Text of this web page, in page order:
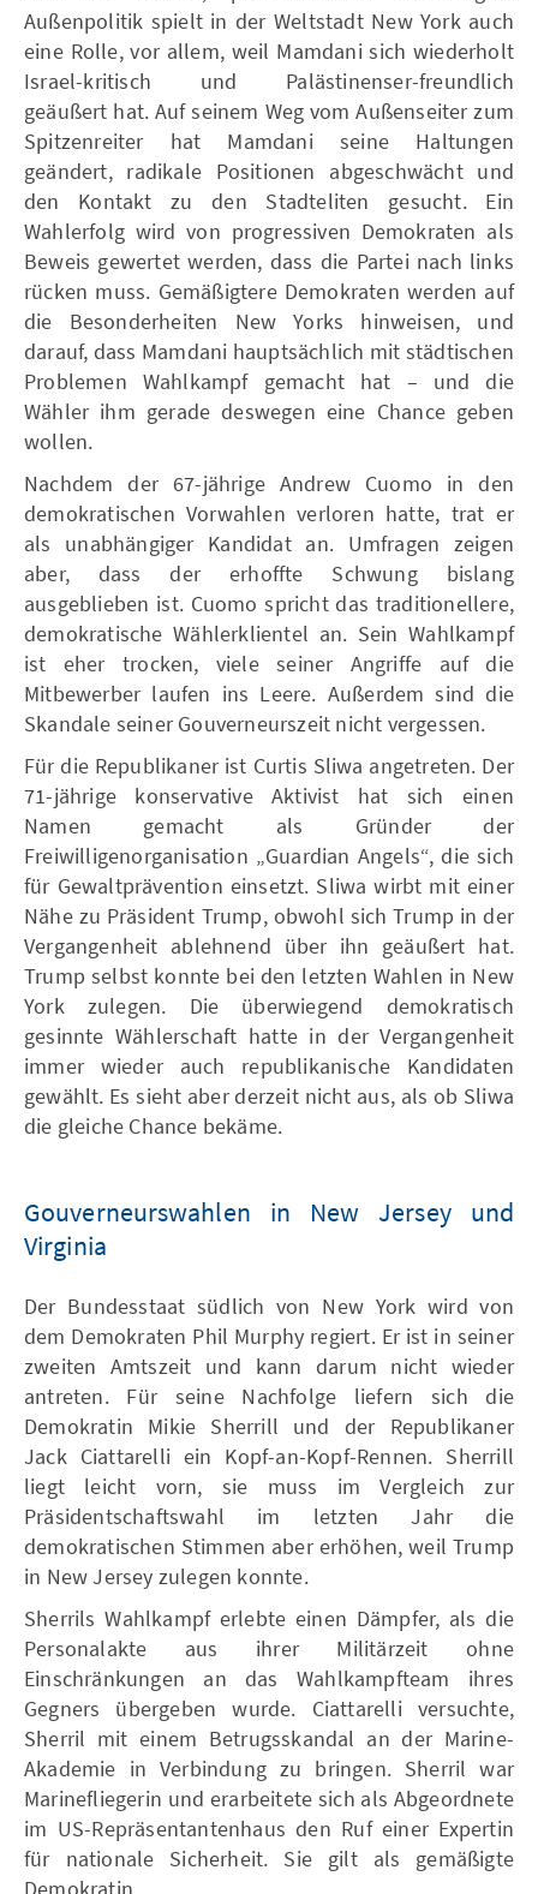
Außenpolitik spielt in der Weltstadt New York auch
eine Rolle, vor allem, weil Mamdani sich wiederholt
Israel-kritisch und Palästinenser-freundlich
geäußert hat. Auf seinem Weg vom Außenseiter zum
Spitzenreiter hat Mamdani seine Haltungen
geändert, radikale Positionen abgeschwächt und
den Kontakt zu den Stadteliten gesucht. Ein
Wahlerfolg wird von progressiven Demokraten als
Beweis gewertet werden, dass die Partei nach links
rücken muss. Gemäßigtere Demokraten werden auf
die Besonderheiten New Yorks hinweisen, und
darauf, dass Mamdani hauptsächlich mit städtischen
Problemen Wahlkampf gemacht hat – und die
Wähler ihm gerade deswegen eine Chance geben
wollen.
Nachdem der 67-jährige Andrew Cuomo in den
demokratischen Vorwahlen verloren hatte, trat er
als unabhängiger Kandidat an. Umfragen zeigen
aber, dass der erhoffte Schwung bislang
ausgeblieben ist. Cuomo spricht das traditionellere,
demokratische Wählerklientel an. Sein Wahlkampf
ist eher trocken, viele seiner Angriffe auf die
Mitbewerber laufen ins Leere. Außerdem sind die
Skandale seiner Gouverneurszeit nicht vergessen.
Für die Republikaner ist Curtis Sliwa angetreten. Der
71-jährige konservative Aktivist hat sich einen
Namen gemacht als Gründer der
Freiwilligenorganisation „Guardian Angels“, die sich
für Gewaltprävention einsetzt. Sliwa wirbt mit einer
Nähe zu Präsident Trump, obwohl sich Trump in der
Vergangenheit ablehnend über ihn geäußert hat.
Trump selbst konnte bei den letzten Wahlen in New
York zulegen. Die überwiegend demokratisch
gesinnte Wählerschaft hatte in der Vergangenheit
immer wieder auch republikanische Kandidaten
gewählt. Es sieht aber derzeit nicht aus, als ob Sliwa
die gleiche Chance bekäme.
Gouverneurswahlen in New Jersey und
Virginia
Der Bundesstaat südlich von New York wird von
dem Demokraten Phil Murphy regiert. Er ist in seiner
zweiten Amtszeit und kann darum nicht wieder
antreten. Für seine Nachfolge liefern sich die
Demokratin Mikie Sherrill und der Republikaner
Jack Ciattarelli ein Kopf-an-Kopf-Rennen. Sherrill
liegt leicht vorn, sie muss im Vergleich zur
Präsidentschaftswahl im letzten Jahr die
demokratischen Stimmen aber erhöhen, weil Trump
in New Jersey zulegen konnte.
Sherrils Wahlkampf erlebte einen Dämpfer, als die
Personalakte aus ihrer Militärzeit ohne
Einschränkungen an das Wahlkampfteam ihres
Gegners übergeben wurde. Ciattarelli versuchte,
Sherril mit einem Betrugsskandal an der Marine-
Akademie in Verbindung zu bringen. Sherril war
Marinefliegerin und erarbeitete sich als Abgeordnete
im US-Repräsentantenhaus den Ruf einer Expertin
für nationale Sicherheit. Sie gilt als gemäßigte
Demokratin.